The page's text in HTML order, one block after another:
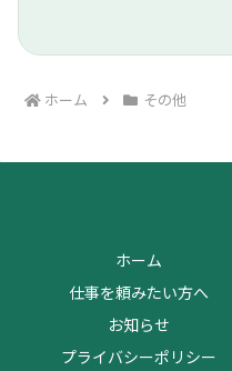
以上が約70%を占めます。
く
ホーム その他
ホーム
仕事を頼みたい方へ
お知らせ
プライバシーポリシー